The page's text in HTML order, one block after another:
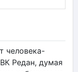
человека-
Редан, думая